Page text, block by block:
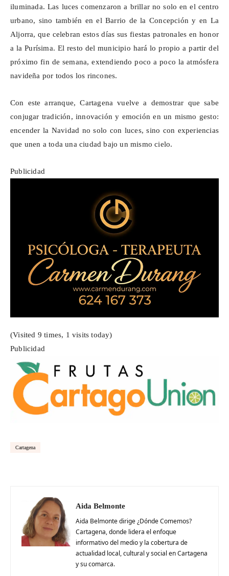
iluminada. Las luces comenzaron a brillar no solo en el centro
urbano, sino también en el Barrio de la Concepción y en La
Aljorra, que celebran estos días sus fiestas patronales en honor
a la Purísima. El resto del municipio hará lo propio a partir del
próximo fin de semana, extendiendo poco a poco la atmósfera
navideña por todos los rincones.
Con este arranque, Cartagena vuelve a demostrar que sabe
conjugar tradición, innovación y emoción en un mismo gesto:
encender la Navidad no solo con luces, sino con experiencias
que unen a toda una ciudad bajo un mismo cielo.
Publicidad
(Visited 9 times, 1 visits today)
Publicidad
Cartagena
Aida Belmonte
Aida Belmonte dirige ¿Dónde Comemos?
Cartagena, donde lidera el enfoque
informativo del medio y la cobertura de
actualidad local, cultural y social en Cartagena
y su comarca.